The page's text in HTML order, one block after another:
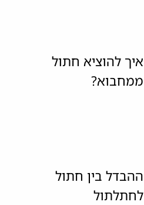
איך להוציא חתול
ממחבוא?
ההבדל בין חתול
לחתלתול